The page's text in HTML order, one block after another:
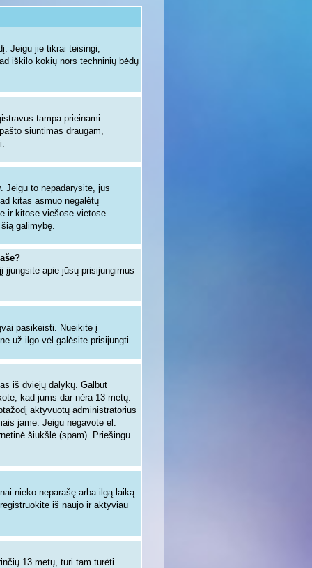
Jeigu jie tikrai teisingi,
iškilo kokių nors techninių bėdų
tampa prieinami
siuntimas draugam,
. Jeigu to nepadarysite, jus
kitas asmuo negalėtų
ir kitose viešose vietose
galimybę.
įjungsite apie jūsų prisijungimus
pasikeisti. Nueikite į
už ilgo vėl galėsite prisijungti.
iš dviejų dalykų. Galbūt
kad jums dar nėra 13 metų.
aktyvuotų administratorius
jame. Jeigu negavote el.
šiukšlė (spam). Priešingu
nieko neparašę arba ilgą laiką
iš naujo ir aktyviau
13 metų, turi tam turėti